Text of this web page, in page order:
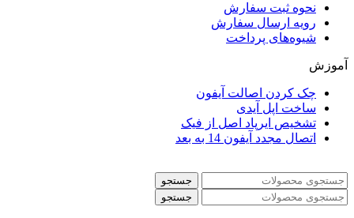
نحوه ثبت سفارش
رویه ارسال سفارش
شیوه‌های پرداخت
آموزش
چک کردن اصالت آیفون
ساخت اپل آیدی
تشخیص ایرپاد اصل از فیک
اتصال مجدد آیفون 14 به بعد
جستجو
جستجو